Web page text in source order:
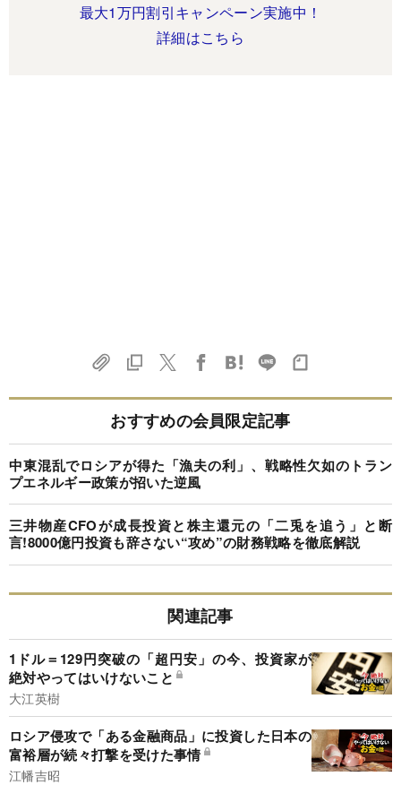
最大1万円割引キャンペーン実施中！
詳細はこちら
おすすめの会員限定記事
中東混乱でロシアが得た「漁夫の利」、戦略性欠如のトラン
プエネルギー政策が招いた逆風
三井物産CFOが成長投資と株主還元の「二兎を追う」と断
言!8000億円投資も辞さない“攻め”の財務戦略を徹底解説
関連記事
1ドル＝129円突破の「超円安」の今、投資家が
絶対やってはいけないこと
大江英樹
ロシア侵攻で「ある金融商品」に投資した日本の
富裕層が続々打撃を受けた事情
江幡吉昭